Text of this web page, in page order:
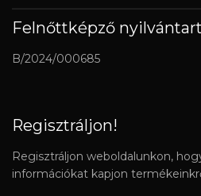
Felnőttképző
B/2024/000685
Regisztráljon!
Regisztráljon weboldalunkon,
információkat kapjon